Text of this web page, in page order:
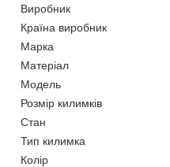
Виробник
Країна виробник
Марка
Матеріал
Модель
Розмір килимків
Стан
Тип килимка
Колір